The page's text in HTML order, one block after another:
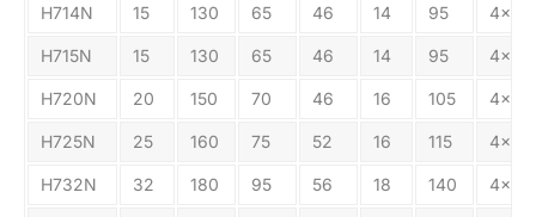
Н714N 15 130 65 46 14 95 4x14
Н715N 15 130 65 46 14 95 4x14
Н720N 20 150 70 46 16 105 4x14
Н725N 25 160 75 52 16 115 4x14
Н732N 32 180 95 56 18 140 4x18